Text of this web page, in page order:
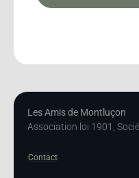
Les Amis de Montluçon
Association loi 1901,
Contact